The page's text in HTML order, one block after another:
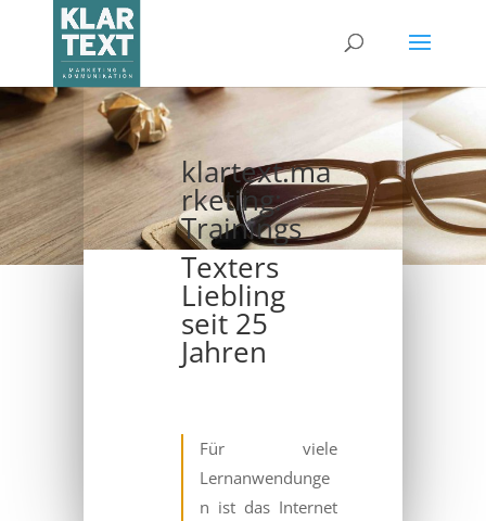
klartext.ma
rketing:
Trainings
Texters
Liebling
seit 25
Jahren
Für viele
Lernanwendunge
n ist das Internet